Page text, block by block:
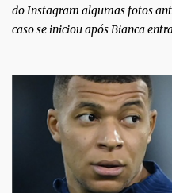
do Instagram algumas fotos
caso se iniciou após Bianca
Bianca aparece ainda muito
após algumas fotos diferentes,
biquíni fio dental, com cabelo
a morena desabafou como foi
exército brasileiro. Segundo
uma forma de provar que sua